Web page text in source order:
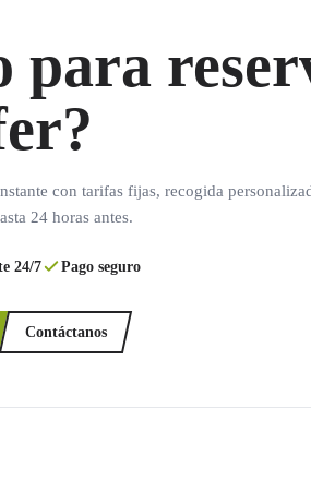
para
con tarifas fijas, recogida
24 horas antes.
24/7 Pago seguro
Contáctanos